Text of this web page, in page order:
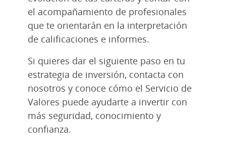
el acompañamiento de profesionales
que te orientarán en la interpretación
de calificaciones e informes.
Si quieres dar el siguiente paso en tu
estrategia de inversión, contacta con
nosotros y conoce cómo el Servicio de
Valores puede ayudarte a invertir con
más seguridad, conocimiento y
confianza.